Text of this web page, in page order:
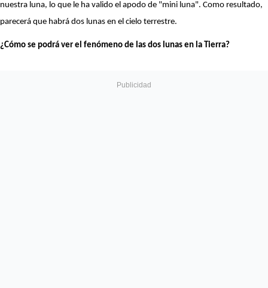
nuestra luna, lo que le ha valido el apodo de "mini luna". Como resultado,
parecerá que habrá dos lunas en el cielo terrestre.
¿Cómo se podrá ver el fenómeno de las dos lunas en la Tierra?